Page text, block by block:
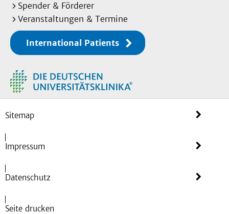
Spender & Förderer
Veranstaltungen & Termine
International Patients
Sitemap
Impressum
Datenschutz
Seite drucken